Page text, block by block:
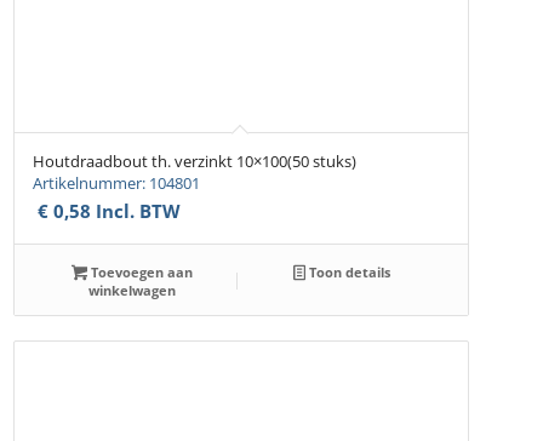
Houtdraadbout th. verzinkt 10×100(50 stuks)
Artikelnummer: 104801
€ 0,58 Incl. BTW
Toevoegen aan
winkelwagen
Toon details